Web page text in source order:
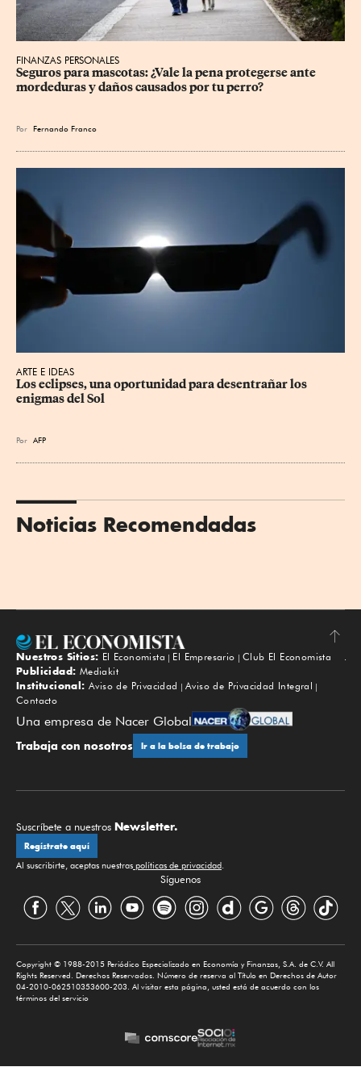
FINANZAS PERSONALES
Seguros para mascotas: ¿Vale la pena protegerse ante
mordeduras y daños causados por tu perro?
Por Fernando Franco
ARTE E IDEAS
Los eclipses, una oportunidad para desentrañar los
enigmas del Sol
Por AFP
Noticias Recomendadas
Subir
Nuestros Sitios: El Economista El Empresario
Club El Economista
Publicidad: Mediakit
Institucional: Aviso de Privacidad
Aviso de Privacidad Integral
Contacto
Una empresa de Nacer Global
Trabaja con nosotros Ir a la bolsa de trabajo
Suscríbete a nuestros Newsletter.
Regístrate aquí
Al suscribirte, aceptas nuestras políticas de privacidad
Síguenos
Copyright © 1988-2015 Periódico Especializado en Economía y Finanzas, S.A. de C.V. All
Rights Reserved. Derechos Reservados. Número de reserva al Título en Derechos de Autor
04-2010-062510353600-203. Al visitar esta página, usted está de acuerdo con los
términos del servicio